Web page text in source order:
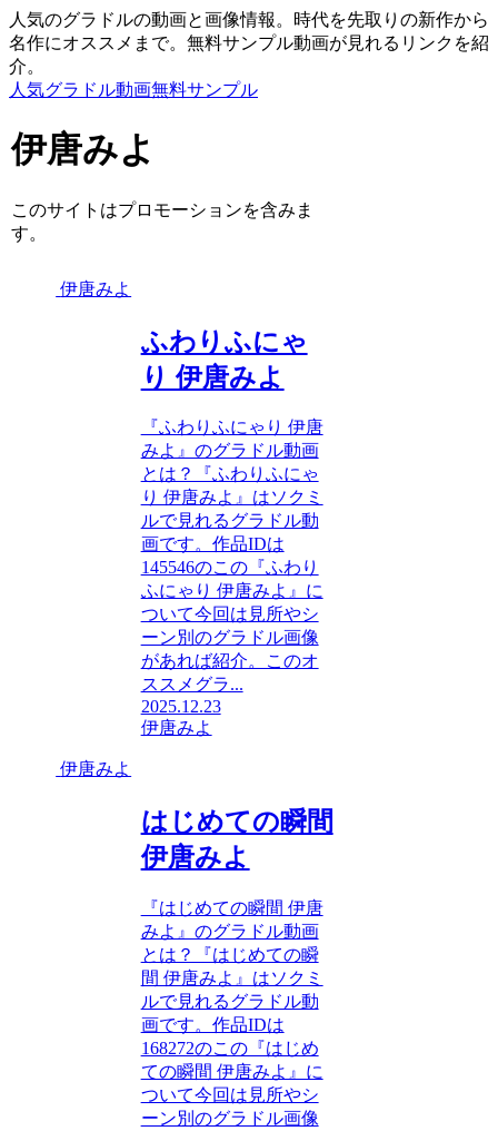
人気のグラドルの動画と画像情報。時代を先取りの新作から
名作にオススメまで。無料サンプル動画が見れるリンクを紹
介。
人気グラドル動画無料サンプル
伊唐みよ
このサイトはプロモーションを含みま
す。
伊唐みよ
ふわりふにゃ
り 伊唐みよ
『ふわりふにゃり 伊唐
みよ』のグラドル動画
とは？『ふわりふにゃ
り 伊唐みよ』はソクミ
ルで見れるグラドル動
画です。作品IDは
145546のこの『ふわり
ふにゃり 伊唐みよ』に
ついて今回は見所やシ
ーン別のグラドル画像
があれば紹介。このオ
ススメグラ...
2025.12.23
伊唐みよ
伊唐みよ
はじめての瞬間
伊唐みよ
『はじめての瞬間 伊唐
みよ』のグラドル動画
とは？『はじめての瞬
間 伊唐みよ』はソクミ
ルで見れるグラドル動
画です。作品IDは
168272のこの『はじめ
ての瞬間 伊唐みよ』に
ついて今回は見所やシ
ーン別のグラドル画像